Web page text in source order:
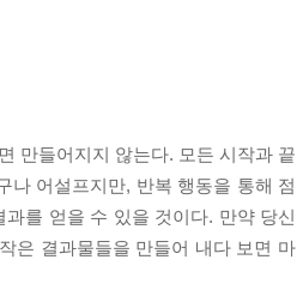
만들어지지 않는다. 모든 시작과 끝
나 어설프지만, 반복 행동을 통해 점
를 얻을 수 있을 것이다. 만약 당신
은 결과물들을 만들어 내다 보면 마